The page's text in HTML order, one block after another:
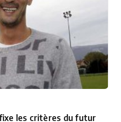
les critères du futur